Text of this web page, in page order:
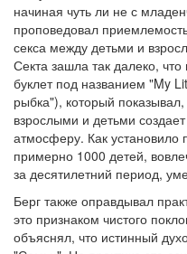
начиная чуть ли не с
проповедовал
секса между детьми и
Секта зашла так далеко,
буклет под названием "My
рыбка"), который
взрослыми и детьми
атмосферу. Как установило
примерно 1000 детей,
за десятилетний период,
Берг также оправдывал
это признаком чистого
объяснял, что истинный